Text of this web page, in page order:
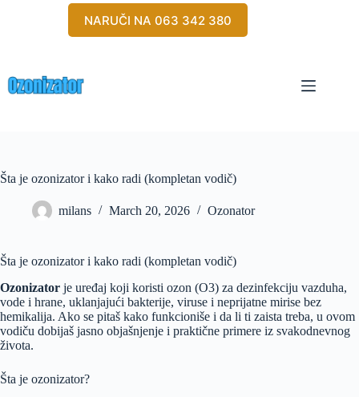
NARUČI NA 063 342 380
Šta je ozonizator i kako radi (kompletan vodič)
milans March 20, 2026 Ozonator
Šta je ozonizator i kako radi (kompletan vodič)
Ozonizator je uređaj koji koristi ozon (O3) za dezinfekciju vazduha,
vode i hrane, uklanjajući bakterije, viruse i neprijatne mirise bez
hemikalija. Ako se pitaš kako funkcioniše i da li ti zaista treba, u ovom
vodiču dobijaš jasno objašnjenje i praktične primere iz svakodnevnog
života.
Šta je ozonizator?